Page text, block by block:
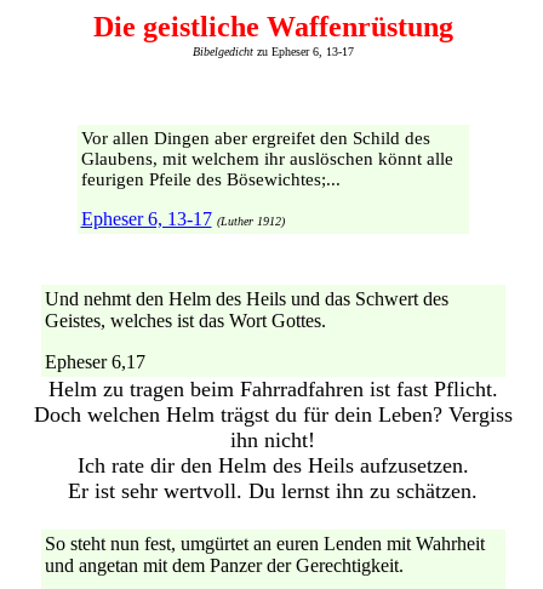
Die geistliche Waffenrüstung
Bibelgedichtzu Epheser 6, 13-17
Vor allen Dingen aber ergreifet den Schild des
Glaubens, mit welchem ihr auslöschen könnt alle
feurigen Pfeile des Bösewichtes;...
Epheser 6, 13-17 (Luther 1912)
Und nehmt den Helm des Heils und das Schwert des
Geistes, welches ist das Wort Gottes.
Epheser 6,17
Helm zu tragen beim Fahrradfahren ist fast Pflicht.
Doch welchen Helm trägst du für dein Leben? Vergiss
ihn nicht!
Ich rate dir den Helm des Heils aufzusetzen.
Er ist sehr wertvoll. Du lernst ihn zu schätzen.
So steht nun fest, umgürtet an euren Lenden mit Wahrheit
und angetan mit dem Panzer der Gerechtigkeit.